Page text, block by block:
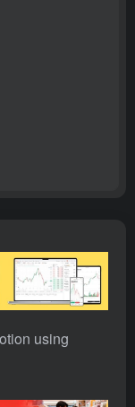
using